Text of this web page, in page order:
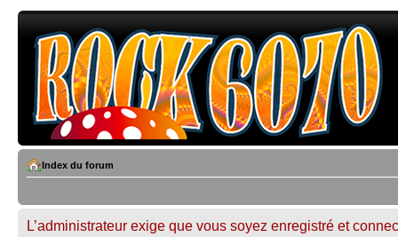
Index du forum
L’administrateur exige que vous soyez enregistré et